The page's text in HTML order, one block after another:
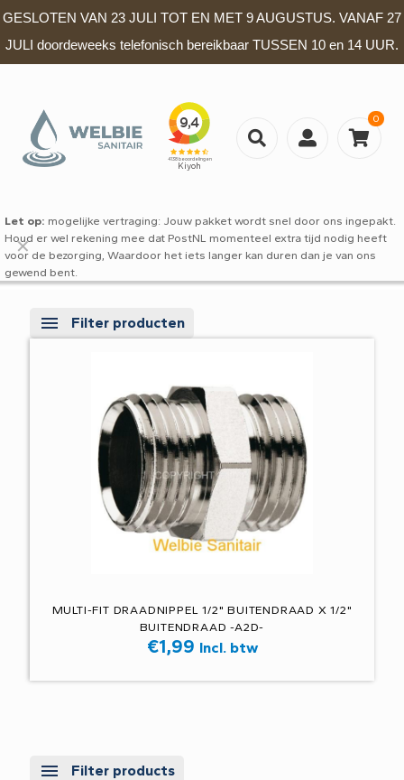
GESLOTEN VAN 23 JULI TOT EN MET 9 AUGUSTUS. VANAF 27
JULI doordeweeks telefonisch bereikbaar TUSSEN 10 en 14 UUR.
0
Let op: mogelijke vertraging: Jouw pakket wordt snel door ons ingepakt.
Houd er wel rekening mee dat PostNL momenteel extra tijd nodig heeft
voor de bezorging, Waardoor het iets langer kan duren dan je van ons
gewend bent.
✕
Filter producten
MULTI-FIT DRAADNIPPEL 1/2" BUITENDRAAD X 1/2"
BUITENDRAAD -A2D-
€1,99 Incl. btw
Filter products